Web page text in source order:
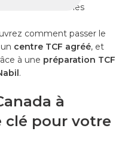
selon des normes
comment passer le
centre TCF agréé, et
à une préparation TCF
.
à
clé pour votre